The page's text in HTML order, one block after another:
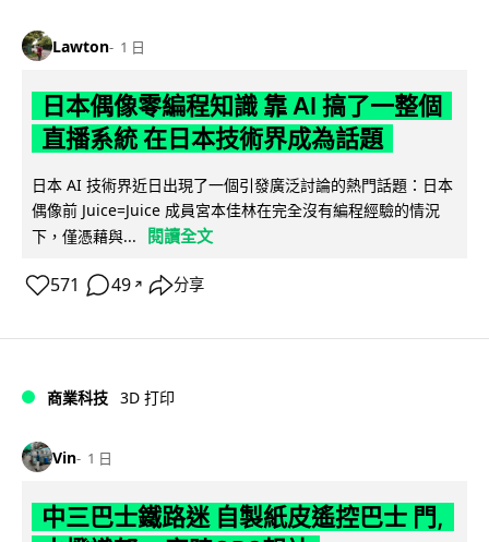
Lawton 1 日
日本偶像零編程知識 靠 AI 搞了一整個
直播系統 在日本技術界成為話題
日本 AI 技術界近日出現了一個引發廣泛討論的熱門話題：日本
偶像前 Juice=Juice 成員宮本佳林在完全沒有編程經驗的情況
下，僅憑藉與...
閱讀全文
571 49 ↗ 分享
商業科技 3D 打印
Vin 1 日
中三巴士鐵路迷 自製紙皮遙控巴士 門,